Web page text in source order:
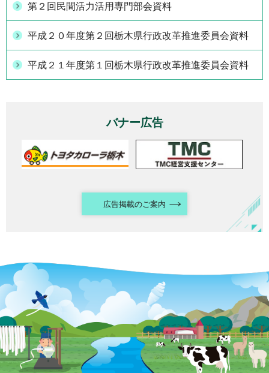
第２回民間活力活用専門部会資料
平成２０年度第２回栃木県行政改革推進委員会資料
平成２１年度第１回栃木県行政改革推進委員会資料
バナー広告
広告掲載のご案内